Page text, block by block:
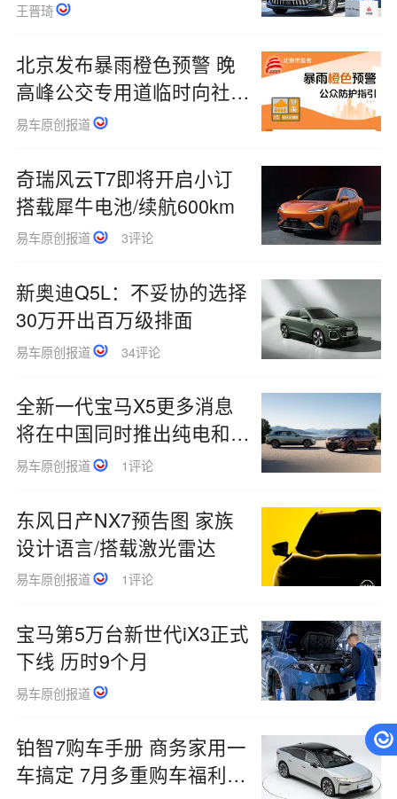
王晋琦
北京发布暴雨橙色预警 晚
高峰公交专用道临时向社会
车辆开放
易车原创报道
奇瑞风云T7即将开启小订
搭载犀牛电池/续航600km
易车原创报道 3评论
新奥迪Q5L：不妥协的选择
30万开出百万级排面
易车原创报道 34评论
全新一代宝马X5更多消息
将在中国同时推出纯电和燃
油版
易车原创报道 1评论
东风日产NX7预告图 家族
设计语言/搭载激光雷达
易车原创报道 1评论
宝马第5万台新世代iX3正式
下线 历时9个月
易车原创报道
铂智7购车手册 商务家用一
车搞定 7月多重购车福利来